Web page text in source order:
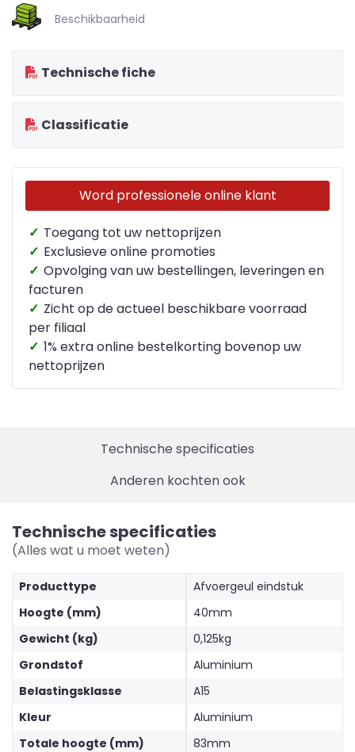
Beschikbaarheid
Technische fiche
Classificatie
Word professionele online klant
✓ Toegang tot uw nettoprijzen
✓ Exclusieve online promoties
✓ Opvolging van uw bestellingen, leveringen en
facturen
✓ Zicht op de actueel beschikbare voorraad
per filiaal
✓ 1% extra online bestelkorting bovenop uw
nettoprijzen
Technische specificaties
Anderen kochten ook
Technische specificaties
(Alles wat u moet weten)
Producttype
Afvoergeul eindstuk
Hoogte (mm)
40mm
Gewicht (kg)
0,125kg
Grondstof
Aluminium
Belastingsklasse
A15
Kleur
Aluminium
Totale hoogte (mm)
83mm